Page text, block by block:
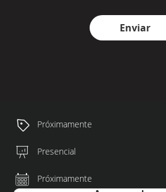
Enviar
Próximamente
Presencial
Próximamente